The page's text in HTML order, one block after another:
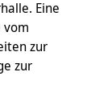
Eine
vom
zur
zur